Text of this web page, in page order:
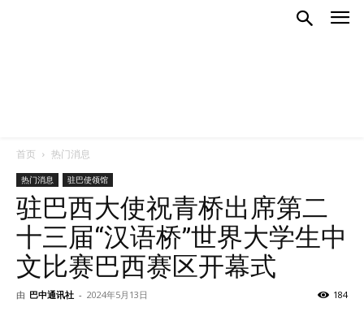
首页 热门消息
热门消息 驻巴使领馆
驻巴西大使祝青桥出席第二
十三届“汉语桥”世界大学生中
文比赛巴西赛区开幕式
由 巴中通讯社 - 2024年5月13日 184